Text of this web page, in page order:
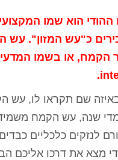
הוא שמו
כ"עש המזון". עש
שם תקראו לו, עש
שנה, עש הקמח משמיד
לנזקים כלכליים
מצא את דרכו אליכם